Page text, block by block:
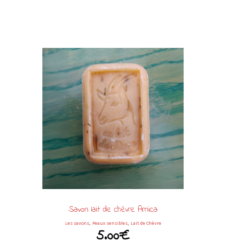
Savon lait de chèvre Arnica
Les savons, Peaux sensibles, Lait de Chèvre
5.00€